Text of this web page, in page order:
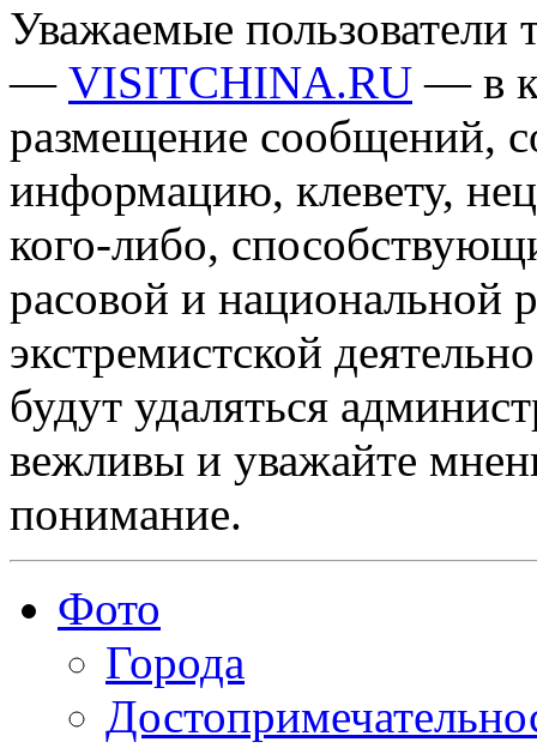
Уважаемые пользователи
— VISITCHINA.RU — в
размещение сообщений,
информацию, клевету,
кого-либо,
расовой и национальной
экстремистской
будут удаляться
вежливы и уважайте
понимание.
Фото
Города